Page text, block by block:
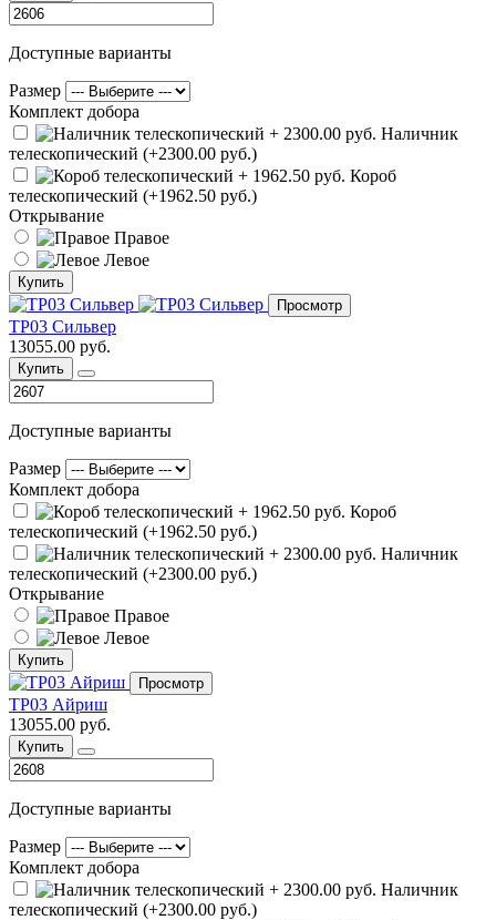
Доступные варианты
Размер
Комплект добора
Наличник
телескопический (+2300.00 руб.)
Короб
телескопический (+1962.50 руб.)
Открывание
Правое
Левое
Купить
Просмотр
ТР03 Сильвер
13055.00 руб.
Купить
Доступные варианты
Размер
Комплект добора
Короб
телескопический (+1962.50 руб.)
Наличник
телескопический (+2300.00 руб.)
Открывание
Правое
Левое
Купить
Просмотр
ТР03 Айриш
13055.00 руб.
Купить
Доступные варианты
Размер
Комплект добора
Наличник
телескопический (+2300.00 руб.)